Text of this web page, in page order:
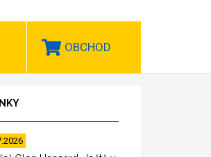
OBCHOD